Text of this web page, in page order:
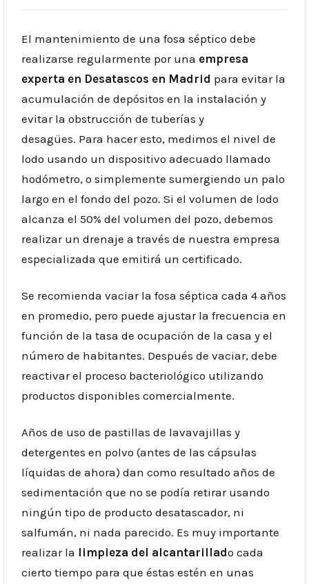
El mantenimiento de una fosa séptico debe
realizarse regularmente por una empresa
experta en Desatascos en Madrid para evitar la
acumulación de depósitos en la instalación y
evitar la obstrucción de tuberías y
desagües. Para hacer esto, medimos el nivel de
lodo usando un dispositivo adecuado llamado
hodómetro, o simplemente sumergiendo un palo
largo en el fondo del pozo. Si el volumen de lodo
alcanza el 50% del volumen del pozo, debemos
realizar un drenaje a través de nuestra empresa
especializada que emitirá un certificado.
Se recomienda vaciar la fosa séptica cada 4 años
en promedio, pero puede ajustar la frecuencia en
función de la tasa de ocupación de la casa y el
número de habitantes. Después de vaciar, debe
reactivar el proceso bacteriológico utilizando
productos disponibles comercialmente.
Años de uso de pastillas de lavavajillas y
detergentes en polvo (antes de las cápsulas
líquidas de ahora) dan como resultado años de
sedimentación que no se podía retirar usando
ningún tipo de producto desatascador, ni
salfumán, ni nada parecido. Es muy importante
realizar la limpieza del alcantarillado cada
cierto tiempo para que éstas estén en unas